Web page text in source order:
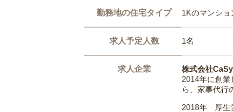
勤務地の住宅タイプ 1Kのマンショ
求人予定人数 1名
求人企業
株式会社
2014年に創
ら、家事代行
2018年 厚生